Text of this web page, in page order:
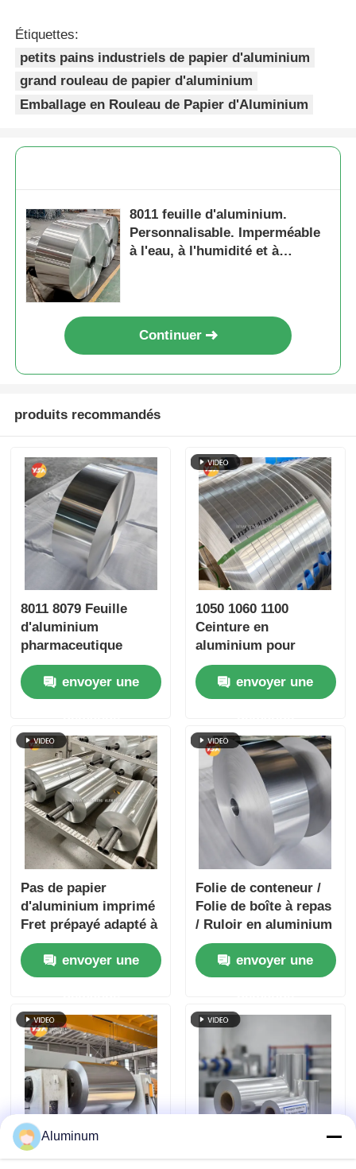
Étiquettes:
petits pains industriels de papier d'aluminium
grand rouleau de papier d'aluminium
Emballage en Rouleau de Papier d'Aluminium
8011 feuille d'aluminium.
Personnalisable. Imperméable
à l'eau, à l'humidité et à
Continuer
produits recommandés
8011 8079 Feuille
d'aluminium
pharmaceutique
Feuille d'aluminium à
ampoules High Dyne
Easy Peel Resistant
d'argent or gravée
Étanche à l'air
Conservation
Emballage médical
Feuille de barrière
envoyer une
1050 1060 1100
Ceinture en
aluminium pour
appareils
électroménagers
envoyer une
Pas de papier
d'aluminium imprimé
Fret prépayé adapté à
l'emballage,
l'isolation, la cuisine
et les applications
une barrière
supérieure
envoyer une
Folie de conteneur /
Folie de boîte à repas
/ Ruloir en aluminium
personnalisable ♪
Alliages 3003 et 8011
♪ Folie d'emballage
Humectation et
chaleur
envoyer une
Aluminum